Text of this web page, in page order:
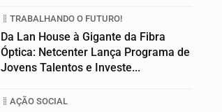
TRABALHANDO O FUTURO!
Da Lan House à Gigante da Fibra
Óptica: Netcenter Lança Programa de
Jovens Talentos e Investe...
AÇÃO SOCIAL